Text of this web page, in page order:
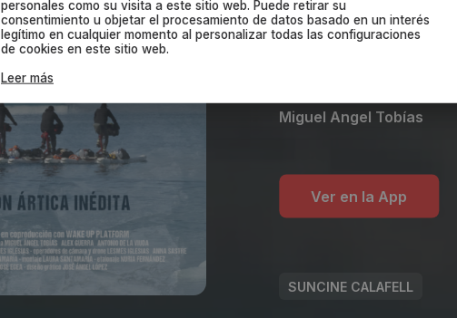
como un acto de
Miguel Angel Tobías
Ver en la App
SUNCINE CALAFELL
personales como su visita a este sitio web. Puede retirar su
consentimiento u objetar el procesamiento de datos basado en un interés
legítimo en cualquier momento al personalizar todas las configuraciones
de cookies en este sitio web.
Leer más